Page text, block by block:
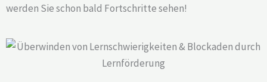
werden Sie schon bald Fortschritte sehen!